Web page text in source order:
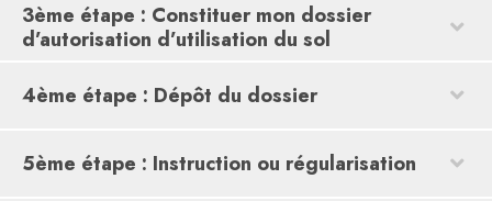
3ème étape : Constituer mon dossier
d’autorisation d’utilisation du sol
4ème étape : Dépôt du dossier
5ème étape : Instruction ou régularisation